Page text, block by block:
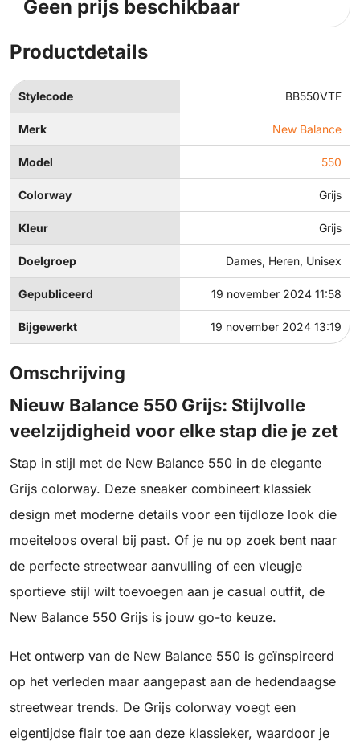
Geen prijs beschikbaar
Productdetails
Stylecode BB550VTF
Merk New Balance
Model 550
Colorway Grijs
Kleur Grijs
Doelgroep Dames, Heren, Unisex
Gepubliceerd 19 november 2024 11:58
Bijgewerkt 19 november 2024 13:19
Omschrijving
Nieuw Balance 550 Grijs: Stijlvolle
veelzijdigheid voor elke stap die je zet
Stap in stijl met de New Balance 550 in de elegante
Grijs colorway. Deze sneaker combineert klassiek
design met moderne details voor een tijdloze look die
moeiteloos overal bij past. Of je nu op zoek bent naar
de perfecte streetwear aanvulling of een vleugje
sportieve stijl wilt toevoegen aan je casual outfit, de
New Balance 550 Grijs is jouw go-to keuze.
Het ontwerp van de New Balance 550 is geïnspireerd
op het verleden maar aangepast aan de hedendaagse
streetwear trends. De Grijs colorway voegt een
eigentijdse flair toe aan deze klassieker, waardoor je